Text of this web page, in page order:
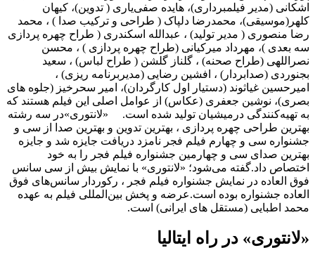
اشکانی (مدیر فیلمبرداری)، هایده صفی‌یاری ( تدوین)، کیهان
کلهر(موسیقی)، محمدرضا دلپاک ( طراحی و ترکیب صدا ) ، محمد
رضا منصوری ( مدیر تولید) ، عبدالله اسکندری ( طراح چهره پردازی
سه بعدی )، مهرداد میرکیانی (طراح چهره پردازی ) ، محسن
نصراللهی (طراح صحنه) ، گلناز گلشن ( طراح لباس) ، سعید
بجنوردی (صدابردار) ، افشین رضایی (مدیربرنامه ریزی) ،
امیرحسین غیاثوند (دستیار اول کارگردان)، امیر سحرخیز (جلوه های
بصری)، نوشین جعفری (عکاس) از عوامل اصلی این فیلم هستند که
به تهیه‌کنندگی درمیشیان تولید شده است. «لانتوری»در سه رشته
بهترین طراحی چهره پردازی ، بهترین تدوین و بهترین صدا از سی و
جشنواره سی و چهارم فیلم فجر نامزد دریافت جایزه شد و جایزه
بهترین صدای سی و چهارمین جشنواره فیلم فجر را به خود
اختصاص داد.گفته می‌شود؛ «لانتوری» با نمایش بیش از سی سانس
فوق العاده در نمایش جشنواره فیلم فجر ، رکوردار سانس‌های فوق
العاده جشنواره بوده است.عرضه و پخش بین‌المللی فیلم به عهده
محمد اطبایی (مستقل های ایرانی) است.
«لانتوری» در راه ایتالیا